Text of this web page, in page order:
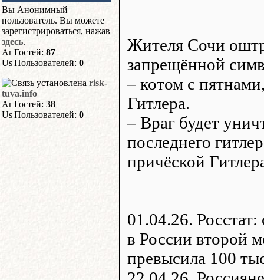
Вы Анонимный
пользователь. Вы можете
зарегистрироваться, нажав
здесь.
Гостей: 87
Пользователей: 0
risk-
tuva.info
Гостей: 38
Пользователей: 0
Жителя Сочи
запрещённой
– котом с
Гитлера.
– Враг будет
последнего
причёской
01.04.26. Росстат:
в России второй
превысила 100